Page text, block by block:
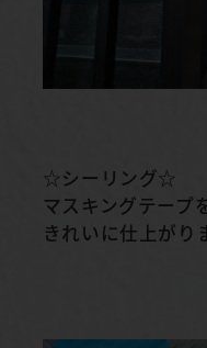
☆シーリング☆
マスキングテープ
きれいに仕上がり